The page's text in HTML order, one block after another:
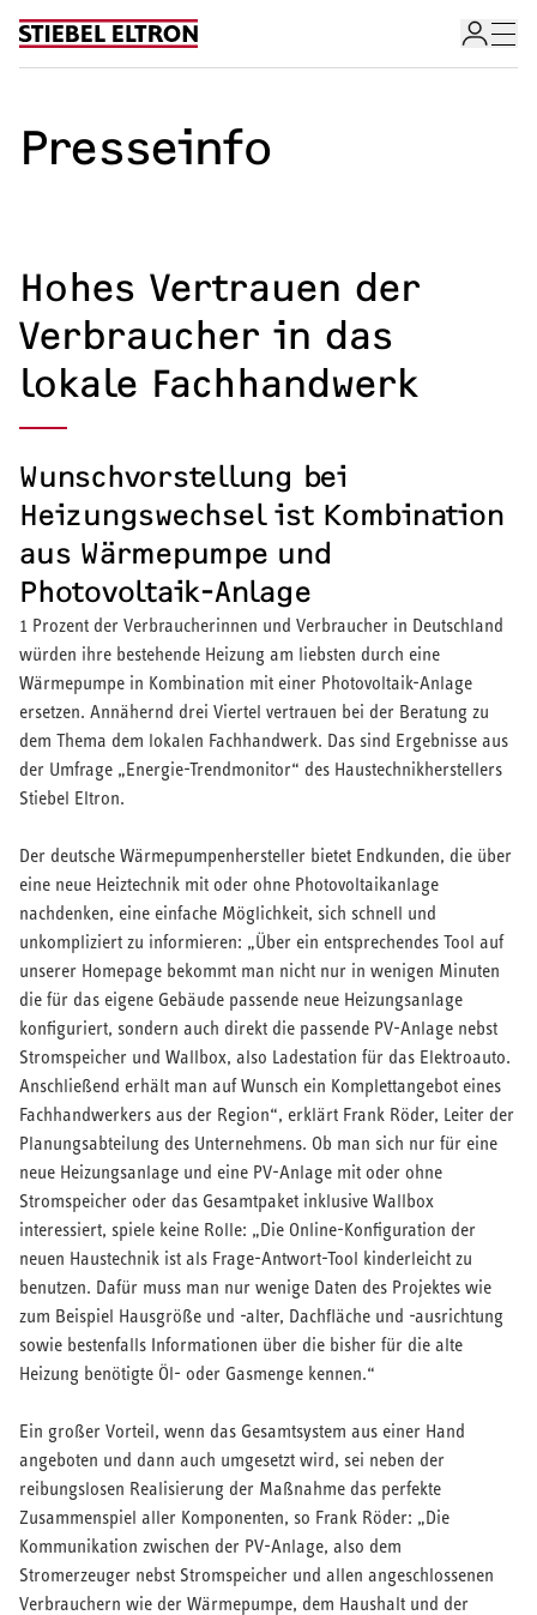
Über STIEBEL ELTRON
Karriere
Verbandsarbeit
Brandbox
Compliance
Presseinfo
Hohes Vertrauen der
Verbraucher in das
lokale Fachhandwerk
Wunschvorstellung bei
Heizungswechsel ist Kombination
aus Wärmepumpe und
Photovoltaik-Anlage
1 Prozent der Verbraucherinnen und Verbraucher in Deutschland
würden ihre bestehende Heizung am liebsten durch eine
Wärmepumpe in Kombination mit einer Photovoltaik-Anlage
ersetzen. Annähernd drei Viertel vertrauen bei der Beratung zu
dem Thema dem lokalen Fachhandwerk. Das sind Ergebnisse aus
der Umfrage „Energie-Trendmonitor“ des Haustechnikherstellers
Stiebel Eltron.
Der deutsche Wärmepumpenhersteller bietet Endkunden, die über
eine neue Heiztechnik mit oder ohne Photovoltaikanlage
nachdenken, eine einfache Möglichkeit, sich schnell und
unkompliziert zu informieren: „Über ein entsprechendes Tool auf
unserer Homepage bekommt man nicht nur in wenigen Minuten
die für das eigene Gebäude passende neue Heizungsanlage
konfiguriert, sondern auch direkt die passende PV-Anlage nebst
Stromspeicher und Wallbox, also Ladestation für das Elektroauto.
Anschließend erhält man auf Wunsch ein Komplettangebot eines
Fachhandwerkers aus der Region“, erklärt Frank Röder, Leiter der
Planungsabteilung des Unternehmens. Ob man sich nur für eine
neue Heizungsanlage und eine PV-Anlage mit oder ohne
Stromspeicher oder das Gesamtpaket inklusive Wallbox
interessiert, spiele keine Rolle: „Die Online-Konfiguration der
neuen Haustechnik ist als Frage-Antwort-Tool kinderleicht zu
benutzen. Dafür muss man nur wenige Daten des Projektes wie
zum Beispiel Hausgröße und -alter, Dachfläche und -ausrichtung
sowie bestenfalls Informationen über die bisher für die alte
Heizung benötigte Öl- oder Gasmenge kennen.“
Ein großer Vorteil, wenn das Gesamtsystem aus einer Hand
angeboten und dann auch umgesetzt wird, sei neben der
reibungslosen Realisierung der Maßnahme das perfekte
Zusammenspiel aller Komponenten, so Frank Röder: „Die
Kommunikation zwischen der PV-Anlage, also dem
Stromerzeuger nebst Stromspeicher und allen angeschlossenen
Verbrauchern wie der Wärmepumpe, dem Haushalt und der